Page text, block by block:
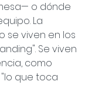
o dónde
La
se viven en los
Se viven
como
que toca